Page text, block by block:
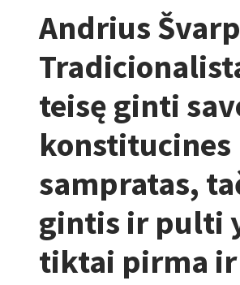
Andrius
teisę ginti
konstitucines
sampratas,
gintis ir pulti
tiktai pirma ir